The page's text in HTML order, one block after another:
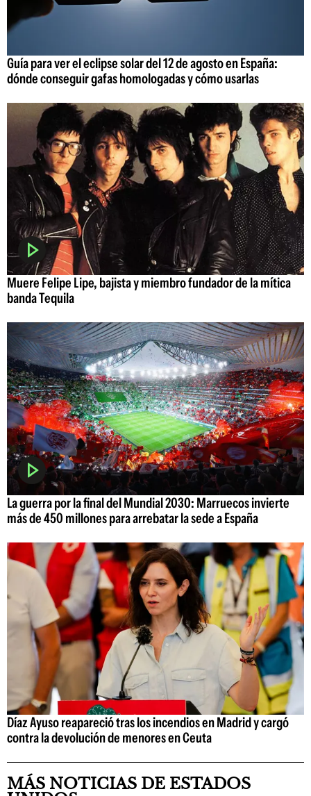
Guía para ver el eclipse solar del 12 de agosto en España:
dónde conseguir gafas homologadas y cómo usarlas
Muere Felipe Lipe, bajista y miembro fundador de la mítica
banda Tequila
La guerra por la final del Mundial 2030: Marruecos invierte
más de 450 millones para arrebatar la sede a España
Díaz Ayuso reapareció tras los incendios en Madrid y cargó
contra la devolución de menores en Ceuta
MÁS NOTICIAS DE ESTADOS